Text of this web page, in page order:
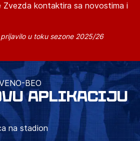
Zvezda kontaktira sa novostima i
u toku sezone 2025/26
BEO
APLIKACIJU
na stadion